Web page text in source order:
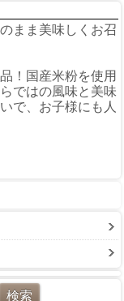
まま美味しくお召
！国産米粉を使用
ではの風味と美味
で、お子様にも人